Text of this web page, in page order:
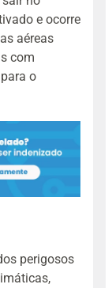
e ocorre
aéreas
com
o
perigosos